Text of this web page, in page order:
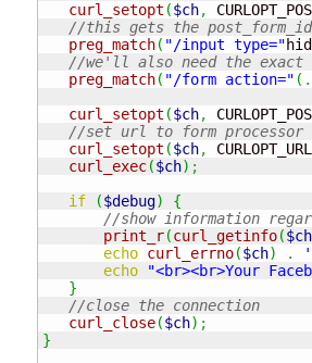
curl_setopt ($ch,
//this gets the
preg_match( "/input type="
//we'll also need the exact
preg_match( "/form action=" (
curl_setopt ($ch,
//set url to form processor
curl_setopt ($ch, CURLOPT_URL
curl_exec($ch) ;
if
($debug)
{
//show information
print_r(curl_getinfo($ch
echo curl_errno($ch) .
echo
"<br><br>Your
}
//close the connection
curl_close($ch) ;
}